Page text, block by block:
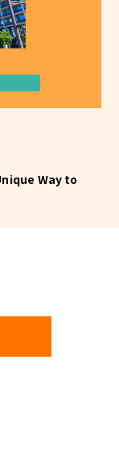
Way to